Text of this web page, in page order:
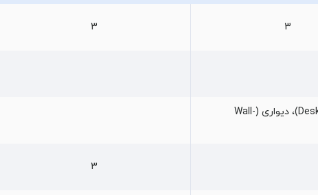
3
3
رومیزی (Desktop)، دیواری (Wall-
3